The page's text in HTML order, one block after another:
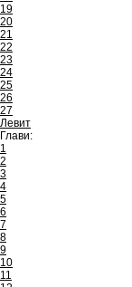
19
20
21
22
23
24
25
26
27
Левит
Глави:
1
2
3
4
5
6
7
8
9
10
11